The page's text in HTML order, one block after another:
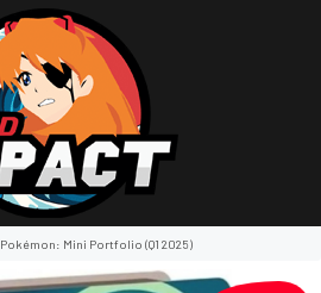
Pokémon: Mini Portfolio (q1 2025)